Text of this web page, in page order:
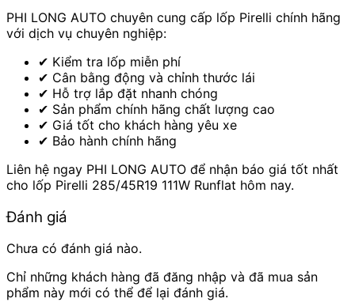
PHI LONG AUTO chuyên cung cấp lốp Pirelli chính hãng
với dịch vụ chuyên nghiệp:
✔ Kiểm tra lốp miễn phí
✔ Cân bằng động và chỉnh thước lái
✔ Hỗ trợ lắp đặt nhanh chóng
✔ Sản phẩm chính hãng chất lượng cao
✔ Giá tốt cho khách hàng yêu xe
✔ Bảo hành chính hãng
Liên hệ ngay PHI LONG AUTO để nhận báo giá tốt nhất
cho lốp Pirelli 285/45R19 111W Runflat hôm nay.
Đánh giá
Chưa có đánh giá nào.
Chỉ những khách hàng đã đăng nhập và đã mua sản
phẩm này mới có thể để lại đánh giá.